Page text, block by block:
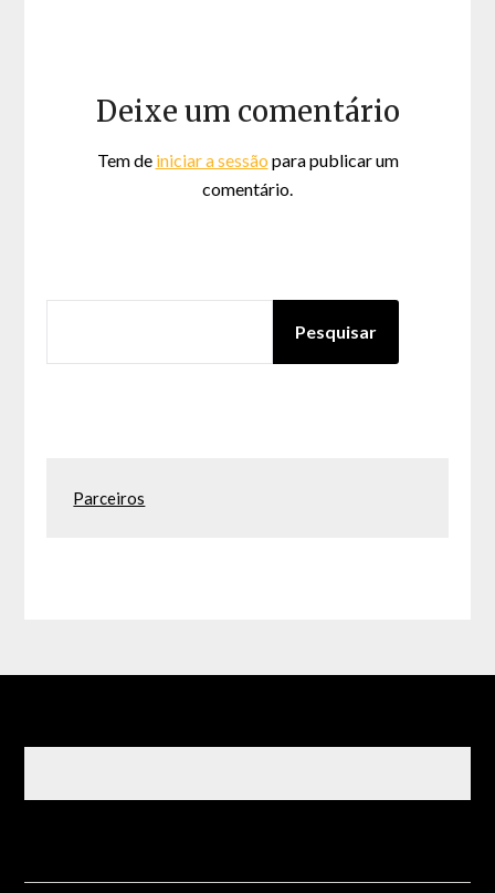
Deixe um comentário
Tem de iniciar a sessão para publicar um
comentário.
Pesquisar
Parceiros